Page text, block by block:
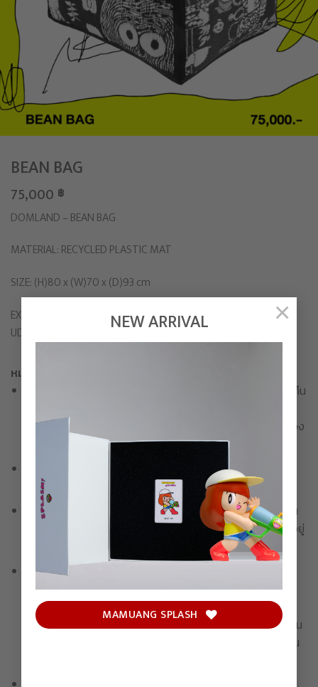
NEW ARRIVAL
MAMUANG SPLASH
×
BEAN BAG
75,000 ฿
DOMLAND – BEAN BAG
MATERIAL: RECYCLED PLASTIC MAT
SIZE: (H)80 x (W)70 x (D)93 cm
EXCLUSIVE FOR LOST IN DOMLAND A SOLO ART EXHIBITION by
UDOM TAEPHANICH
หมายเหตุก่อนการเลือกซื้อสินค้า
เมื่อทำการสั่งซื้อเสร็จสิ้น ขอสงวนสิทธิ์ในการเปลี่ยนสินค้าหรือคืน
เปลี่ยนแปลงได้ โปรดตรวจสอบความถูกต้องของชื่อและที่อยู่ของ
ท่านให้เรียบร้อยก่อนชำระเงิน
หากไม่ชำระเงินภายในเวลาที่กำหนด บริษัทขอสงวนสิทธิ์ในการ
ยกเลิกรายการสั่งซื้อ
ขอสงวนสิทธิ์ในการจำกัด ลดปริมาณ หรือยกเลิกคำสั่งซื้อได้ ใน
กรณีที่ค้นพบการกระทำทุจริตหรือผิดกฎหมายอื่นใดที่บังคับใช้อยู่
โดยขึ้นอยู่กับดุลยพินิจของบริษัทแต่เพียงผู้เดียว
สำหรับสินค้าบางรายการ ซึ่งต้องใช้เวลาในการผลิตเพื่อชิ้นงาน
ศิลปะที่ดีที่สุด บริษัทไม่สามารถรับประกันได้ว่าจะสามารถดำเนิน
การจัดส่งได้ภายในกรอบเวลาที่กำหนด อาจเกิดการตคลาด
เคลื่อนอันเนื่องมาจากกระบวนการผลิต ซึ่งบริษัทจะแจ้งให้ทุกท่าน
ทราบหากเกิดเหตุสุดวิสัยเช่นนั้น โดยขอสงวนสิทธิ์ในการเปลี่ยน